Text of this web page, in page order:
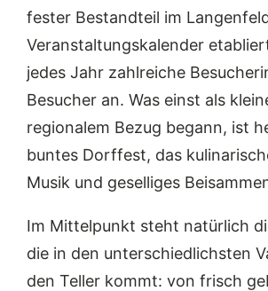
fester Bestandteil im
Veranstaltungskalender
jedes Jahr zahlreiche
Besucher an. Was einst als
regionalem Bezug begann, ist
buntes Dorffest, das
Musik und geselliges
Im Mittelpunkt steht natürlich
die in den unterschiedlichsten
den Teller kommt: von frisch